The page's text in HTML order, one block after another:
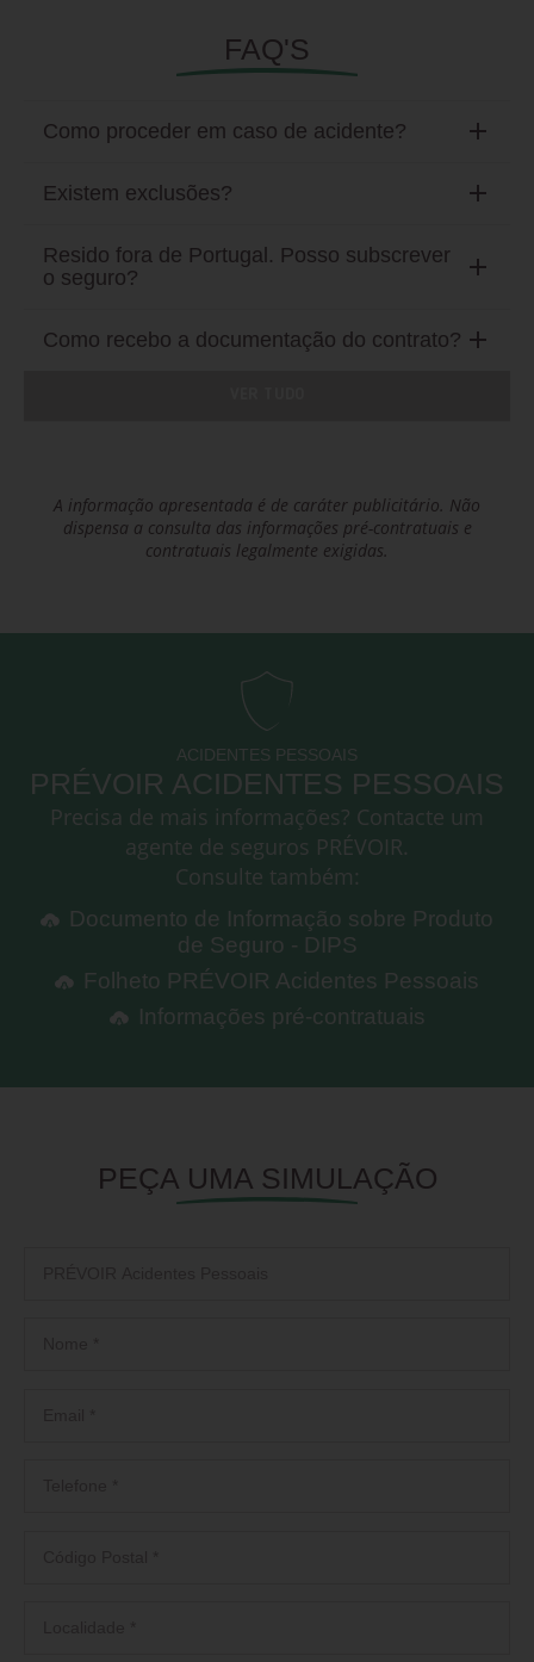
FAQ'S
Como proceder em caso de acidente?
Existem exclusões?
Resido fora de Portugal. Posso subscrever
o seguro?
Como recebo a documentação do contrato?
A informação apresentada é de caráter publicitário. Não
dispensa a consulta das informações pré-contratuais e
contratuais legalmente exigidas.
ACIDENTES PESSOAIS
PRÉVOIR ACIDENTES PESSOAIS
Precisa de mais informações? Contacte um
agente de seguros PRÉVOIR.
Consulte também:
Documento de Informação sobre Produto
de Seguro - DIPS
Folheto PRÉVOIR Acidentes Pessoais
Informações pré-contratuais
PEÇA UMA SIMULAÇÃO